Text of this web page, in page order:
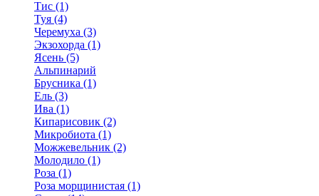
Тис (1)
Туя (4)
Черемуха (3)
Экзохорда (1)
Ясень (5)
Альпинарий
Брусника (1)
Ель (3)
Ива (1)
Кипарисовик (2)
Микробиота (1)
Можжевельник (2)
Молодило (1)
Роза (1)
Роза морщинистая (1)